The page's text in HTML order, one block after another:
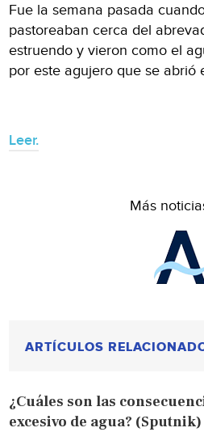
Fue la semana pasada
pastoreaban cerca del
estruendo y vieron como el
por este agujero que se abrió
Leer.
Más
ARTÍCULOS
¿Cuáles son las
excesivo de agua? (Sputnik)